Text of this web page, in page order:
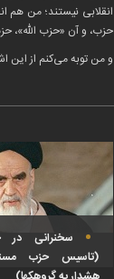
انقلابی نیستند؛ من هم
حزب، و آن «حزب الله»،
و من توبه می‌کنم از این
سخنرانی
(تاسیس حزب